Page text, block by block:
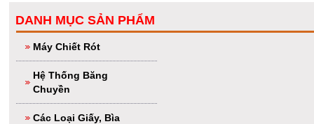
DANH MỤC SẢN PHẨM
Máy Chiết Rót
Hệ Thống Băng
Chuyền
Các Loại Giấy, Bìa